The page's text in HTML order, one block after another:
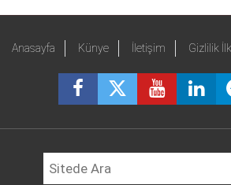
Anasayfa Künye İletişim Gizlilik